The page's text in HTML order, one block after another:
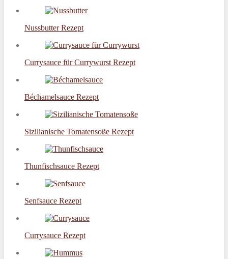
Nussbutter Rezept
Currysauce für Currywurst Rezept
Béchamelsauce Rezept
Sizilianische Tomatensoße Rezept
Thunfischsauce Rezept
Senfsauce Rezept
Currysauce Rezept